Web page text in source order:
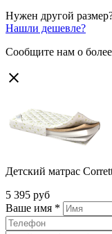
Нужен другой
Нашли дешевле?
Сообщите нам о
Детский матрас
5 395 руб
Ваше имя *